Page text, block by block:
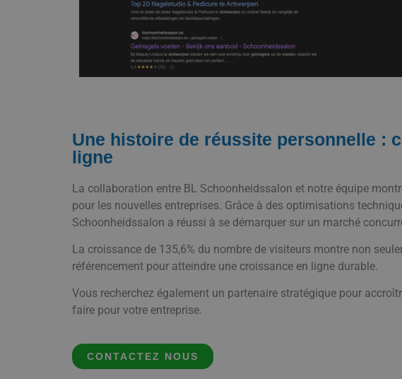
Une histoire de réussite personnelle :
ligne
La collaboration entre BL Schoonheidssalon et notre équipe
pour les nouvelles entreprises. Grâce à des optimisations
Schoonheidssalon a réussi à se démarquer sur un marché
La croissance de 135,6% du nombre de visiteurs montre non
référencement pour atteindre une croissance en ligne durable.
Vous recherchez également un partenaire stratégique pour
faire pour votre entreprise.
CONTACTEZ NOUS